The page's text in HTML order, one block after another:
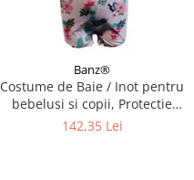
Banz®
Costume de Baie / Inot pentru
bebelusi si copii, Protectie
Soare UPF50+, Floral Pink,
142,35 Lei